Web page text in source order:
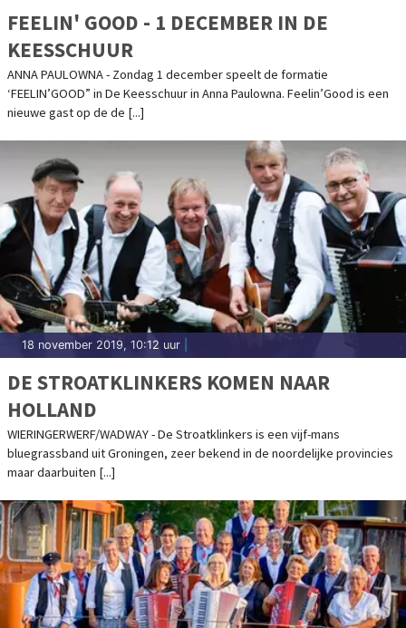
FEELIN' GOOD - 1 DECEMBER IN DE
KEESSCHUUR
ANNA PAULOWNA - Zondag 1 december speelt de formatie
‘FEELIN’GOOD” in De Keesschuur in Anna Paulowna. Feelin’Good is een
nieuwe gast op de de [...]
18 november 2019, 10:12 uur
DE STROATKLINKERS KOMEN NAAR
HOLLAND
WIERINGERWERF/WADWAY - De Stroatklinkers is een vijf-mans
bluegrassband uit Groningen, zeer bekend in de noordelijke provincies
maar daarbuiten [...]